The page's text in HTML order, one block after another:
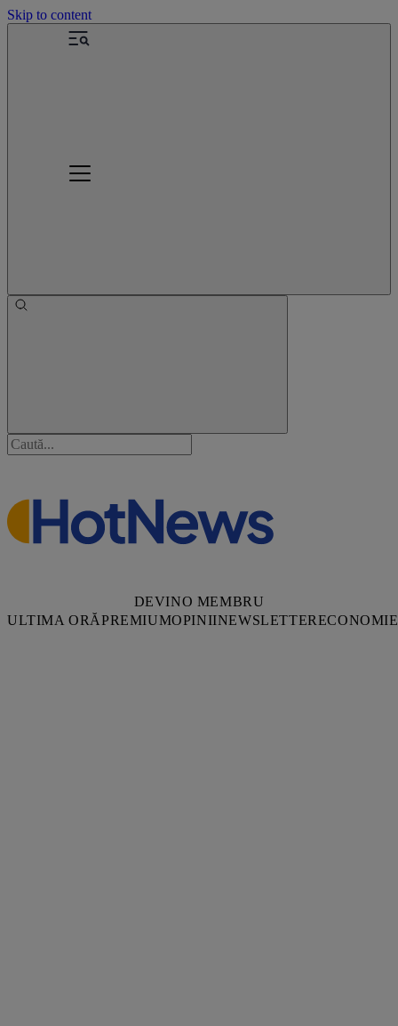
Skip to content
DEVINO MEMBRU
ULTIMA ORĂPREMIUMOPINIINEWSLETTERECONOMIE